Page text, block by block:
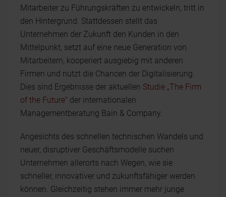
Mitarbeiter zu Führungskräften zu entwickeln, tritt in
den Hintergrund. Stattdessen stellt das
Unternehmen der Zukunft den Kunden in den
Mittelpunkt, setzt auf eine neue Generation von
Mitarbeitern, kooperiert ausgiebig mit anderen
Firmen und nutzt die Chancen der Digitalisierung.
Dies sind Ergebnisse der aktuellen Studie „The Firm
of the Future“ der internationalen
Managementberatung Bain & Company.
Angesichts des schnellen technischen Wandels und
neuer, disruptiver Geschäftsmodelle suchen
Unternehmen allerorts nach Wegen, wie sie
schneller, innovativer und zukunftsfähiger werden
können. Gleichzeitig stehen immer mehr junge